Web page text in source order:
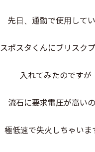
先日、通勤で使用して
スポスタくんにブリスク
入れてみたのですが
流石に要求電圧が高い
極低速で失火しちゃいま